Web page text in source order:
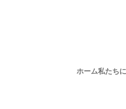
ホーム私たち